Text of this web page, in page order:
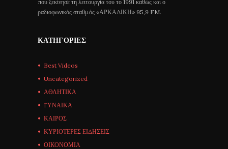
που ξεκίνησε τη λειτουργία του το 1991 καθώς και ο
ραδιοφωνικός σταθμός «ΑΡΚΑΔΙΚΗ» 95,9 FM.
ΚΑΤΗΓΟΡΊΕΣ
Best Videos
Uncategorized
ΑΘΛΗΤΙΚΑ
ΓΥΝΑΙΚΑ
ΚΑΙΡΟΣ
ΚΥΡΙΟΤΕΡΕΣ ΕΙΔΗΣΕΙΣ
ΟΙΚΟΝΟΜΙΑ